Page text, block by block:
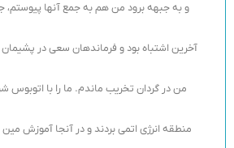
و به جبهه برود من هم به جمع آنها پیوستم،
آخرین اشتباه بود و فرماندهان سعی در پشیمان
من در گردان تخریب ماندم. ما را با اتوبوس
منطقه انرژی اتمی بردند و در آنجا آموزش مین‌